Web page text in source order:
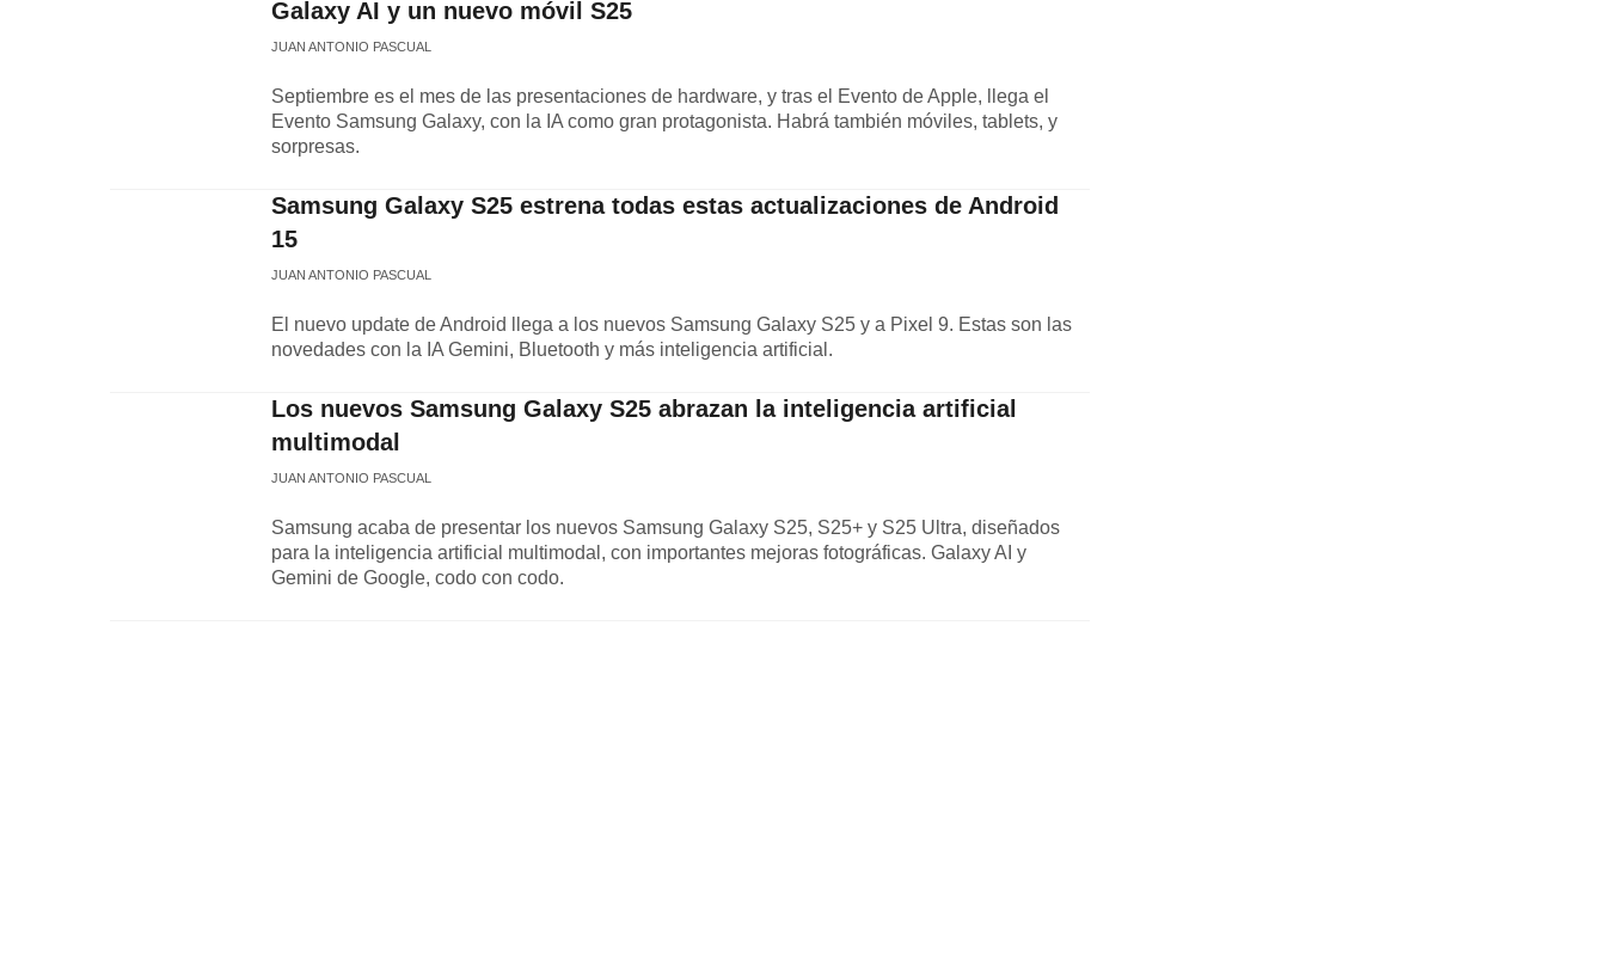
Galaxy AI y un nuevo móvil S25
JUAN ANTONIO PASCUAL
Septiembre es el mes de las presentaciones de hardware, y tras el Evento de Apple, llega el
Evento Samsung Galaxy, con la IA como gran protagonista. Habrá también móviles, tablets, y
sorpresas.
Samsung Galaxy S25 estrena todas estas actualizaciones de Android
15
JUAN ANTONIO PASCUAL
El nuevo update de Android llega a los nuevos Samsung Galaxy S25 y a Pixel 9. Estas son las
novedades con la IA Gemini, Bluetooth y más inteligencia artificial.
Los nuevos Samsung Galaxy S25 abrazan la inteligencia artificial
multimodal
JUAN ANTONIO PASCUAL
Samsung acaba de presentar los nuevos Samsung Galaxy S25, S25+ y S25 Ultra, diseñados
para la inteligencia artificial multimodal, con importantes mejoras fotográficas. Galaxy AI y
Gemini de Google, codo con codo.